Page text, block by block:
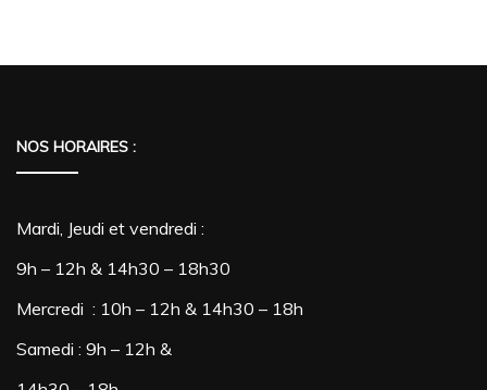
NOS HORAIRES :
Mardi, Jeudi et vendredi :
9h – 12h & 14h30 – 18h30
Mercredi : 10h – 12h & 14h30 – 18h
Samedi : 9h – 12h &